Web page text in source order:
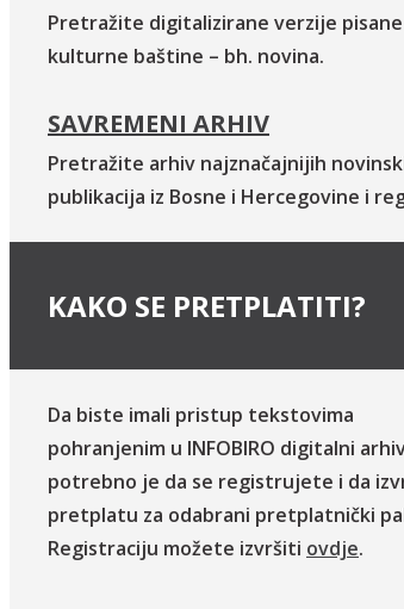
Pretražite digitalizirane verzije pisane
kulturne baštine – bh. novina.
SAVREMENI ARHIV
Pretražite arhiv najznačajnijih
publikacija iz Bosne i Hercegovine i
KAKO SE PRETPLATITI?
Da biste imali pristup tekstovima
pohranjenim u INFOBIRO digitalni
potrebno je da se registrujete i da
pretplatu za odabrani pretplatnički
Registraciju možete izvršiti ovdje.